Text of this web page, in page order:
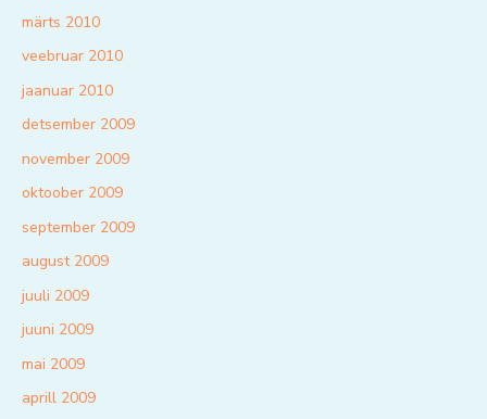
märts 2010
veebruar 2010
jaanuar 2010
detsember 2009
november 2009
oktoober 2009
september 2009
august 2009
juuli 2009
juuni 2009
mai 2009
aprill 2009